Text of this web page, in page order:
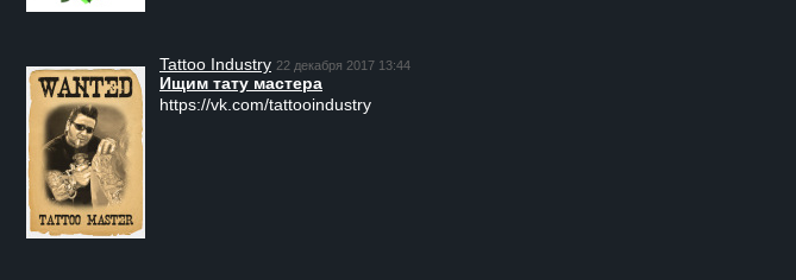
Tattoo Industry 22 декабря 2017 13:44
Ищим тату мастера
https://vk.com/tattooindustry